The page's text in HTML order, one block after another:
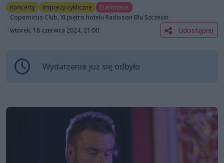
Koncerty Imprezy cykliczne
Darmowe
Copernicus Club, XI piętro hotelu Radisson Blu Szczecin
wtorek, 18 czerwca 2024, 21:00
Udostępnij
Wydarzenie już się odbyło